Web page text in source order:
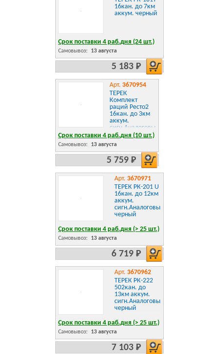
16кан. до 7км
аккум. черный
Срок поставки 4 раб.дня (24 шт.)
Самовывоз: 13 августа
5 183 Р
Арт. 3670954
ТЕРЕК
Комплект
раций Ресто2
16кан. до 3км
аккум.
сигн.Аналоговый
белый
Срок поставки 4 раб.дня (10 шт.)
Самовывоз: 13 августа
5 759 Р
Арт. 3670971
ТЕРЕК РК-201 U
16кан. до 12км
аккум.
сигн.Аналоговый
черный
Срок поставки 4 раб.дня (> 25 шт.)
Самовывоз: 13 августа
6 719 Р
Арт. 3670962
ТЕРЕК РК-222
502кан. до
13км аккум.
сигн.Аналоговый
черный
Срок поставки 4 раб.дня (> 25 шт.)
Самовывоз: 13 августа
7 103 Р